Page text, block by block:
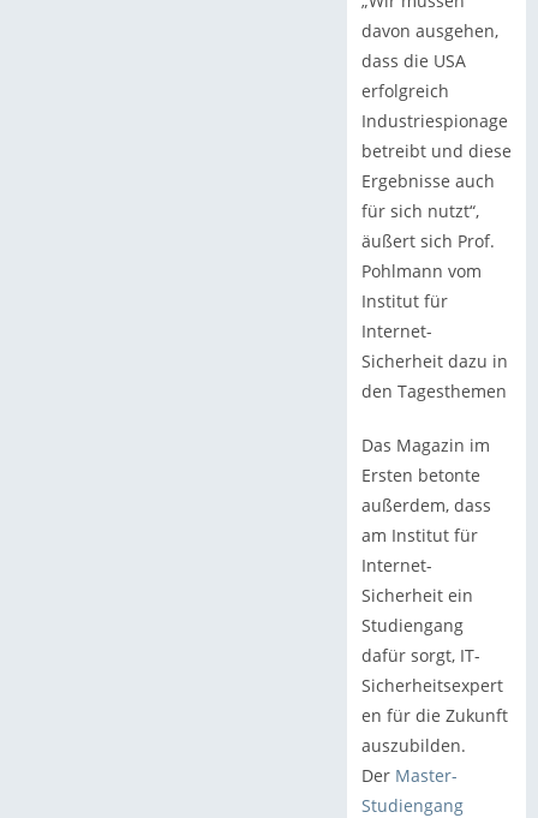
davon ausgehen,
dass die USA
erfolgreich
Industriespionage
betreibt und diese
Ergebnisse auch
für sich nutzt“,
äußert sich Prof.
Pohlmann vom
Institut für
Internet-
Sicherheit dazu in
den Tagesthemen
Das Magazin im
Ersten betonte
außerdem, dass
am Institut für
Internet-
Sicherheit ein
Studiengang
dafür sorgt, IT-
Sicherheitsexpert
en für die Zukunft
auszubilden.
Der Master-
Studiengang